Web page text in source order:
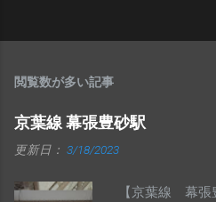
閲覧数が多い記事
京葉線 幕張豊砂駅
更新日： 3/18/2023
【京葉線 幕張